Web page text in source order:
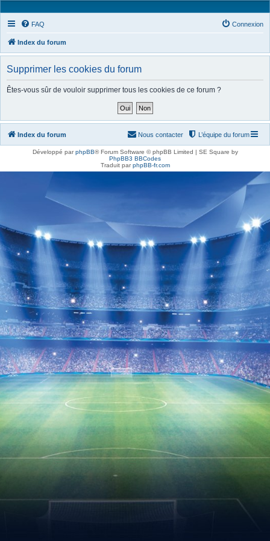
FAQ Connexion
Index du forum
Supprimer les cookies du forum
Êtes-vous sûr de vouloir supprimer tous les cookies de ce forum ?
Index du forum L’équipe du forum
Nous contacter
Développé parphpBB® Forum Software © phpBB Limited | SE Square by
PhpBB3 BBCodes
Traduit parphpBB-fr.com